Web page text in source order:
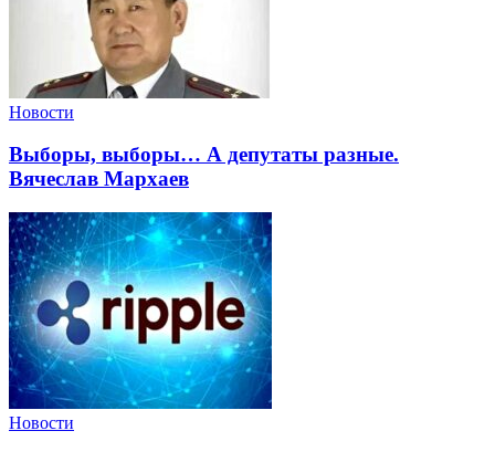
Новости
Выборы, выборы… А депутаты разные.
Вячеслав Мархаев
Новости